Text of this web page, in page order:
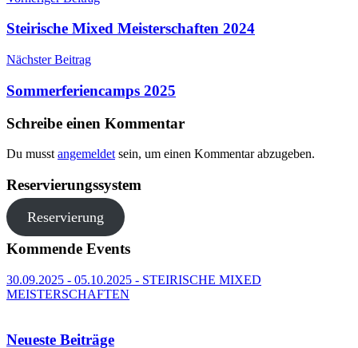
Steirische Mixed Meisterschaften 2024
Nächster Beitrag
Sommerferiencamps 2025
Schreibe einen Kommentar
Du musst angemeldet sein, um einen Kommentar abzugeben.
Reservierungssystem
Reservierung
Kommende Events
30.09.2025 - 05.10.2025 - STEIRISCHE MIXED
MEISTERSCHAFTEN
Neueste Beiträge